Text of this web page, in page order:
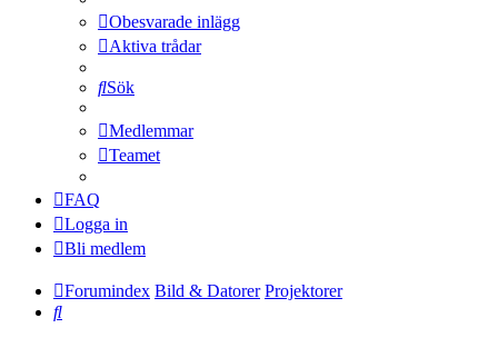
Obesvarade inlägg
Aktiva trådar
Sök
Medlemmar
Teamet
FAQ
Logga in
Bli medlem
Forumindex Bild & Datorer Projektorer
Sök